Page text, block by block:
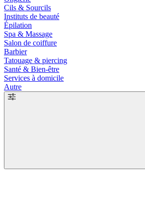
Cils & Sourcils
Instituts de beauté
Épilation
Spa & Massage
Salon de coiffure
Barbier
Tatouage & piercing
Santé & Bien-être
Services à domicile
Autre